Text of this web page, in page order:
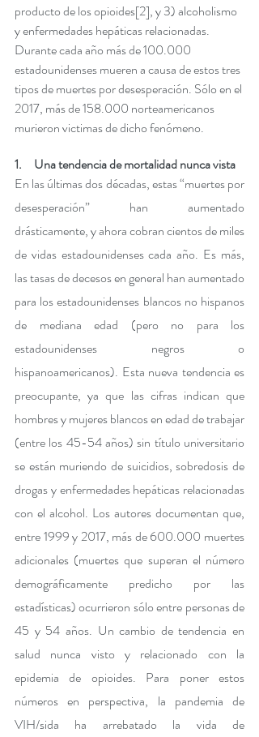
producto de los opioides[2], y 3) alcoholismo
y enfermedades hepáticas relacionadas.
Durante cada año más de 100.000
estadounidenses mueren a causa de estos tres
tipos de muertes por desesperación. Sólo en el
2017, más de 158.000 norteamericanos
murieron victimas de dicho fenómeno.
1.     Una tendencia de mortalidad nunca vista
En las últimas dos décadas, estas “muertes por
desesperación” han aumentado
drásticamente, y ahora cobran cientos de miles
de vidas estadounidenses cada año. Es más,
las tasas de decesos en general han aumentado
para los estadounidenses blancos no hispanos
de mediana edad (pero no para los
estadounidenses negros o
hispanoamericanos). Esta nueva tendencia es
preocupante, ya que las cifras indican que
hombres y mujeres blancos en edad de trabajar
(entre los 45-54 años) sin título universitario
se están muriendo de suicidios, sobredosis de
drogas y enfermedades hepáticas relacionadas
con el alcohol. Los autores documentan que,
entre 1999 y 2017, más de 600.000 muertes
adicionales (muertes que superan el número
demográficamente predicho por las
estadísticas) ocurrieron sólo entre personas de
45 y 54 años. Un cambio de tendencia en
salud nunca visto y relacionado con la
epidemia de opioides. Para poner estos
números en perspectiva, la pandemia de
VIH/sida ha arrebatado la vida de